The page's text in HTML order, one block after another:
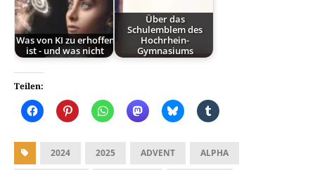
Was von KI zu erhoffen
ist - und was nicht
Über das
Schulemblem des
Hochrhein-
Gymnasiums
Teilen:
2024 2025 ADVENT ALPHA